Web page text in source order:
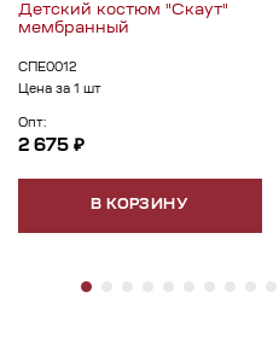
Детский костюм "Скаут"
мембранный
СПЕ0012
Цена за 1 шт
Опт:
2 675 ₽
В КОРЗИНУ